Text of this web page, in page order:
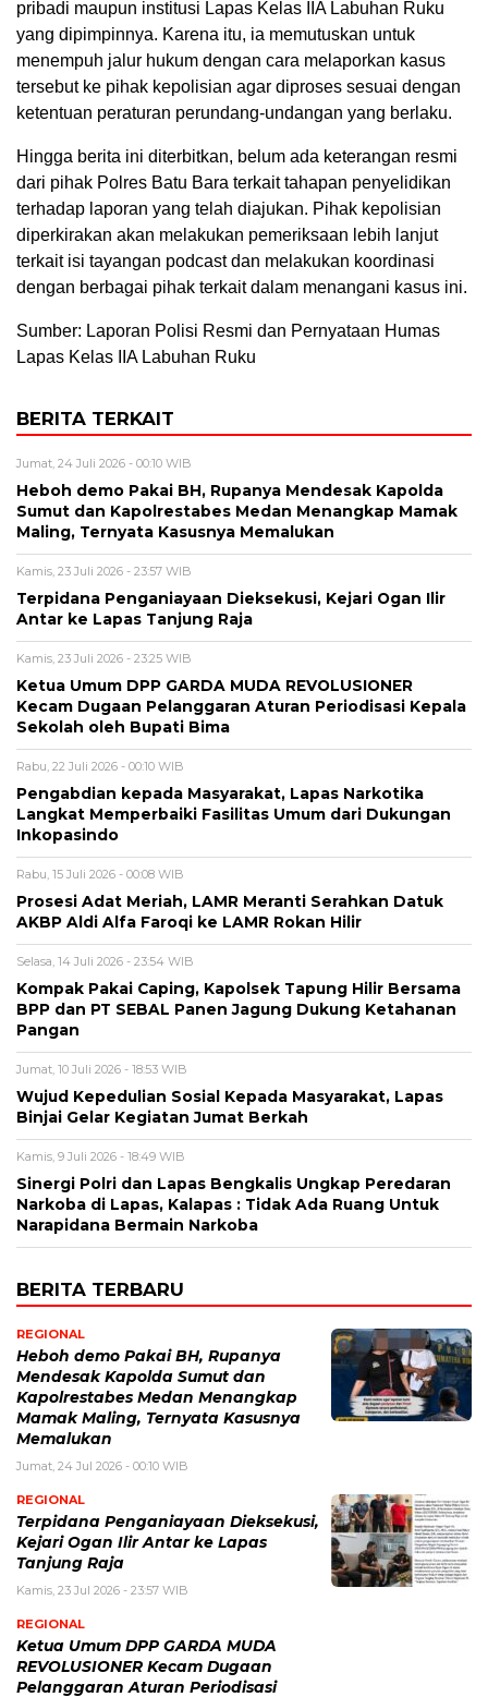
pribadi maupun institusi Lapas Kelas IIA Labuhan Ruku
yang dipimpinnya. Karena itu, ia memutuskan untuk
menempuh jalur hukum dengan cara melaporkan kasus
tersebut ke pihak kepolisian agar diproses sesuai dengan
ketentuan peraturan perundang-undangan yang berlaku.
Hingga berita ini diterbitkan, belum ada keterangan resmi
dari pihak Polres Batu Bara terkait tahapan penyelidikan
terhadap laporan yang telah diajukan. Pihak kepolisian
diperkirakan akan melakukan pemeriksaan lebih lanjut
terkait isi tayangan podcast dan melakukan koordinasi
dengan berbagai pihak terkait dalam menangani kasus ini.
Sumber: Laporan Polisi Resmi dan Pernyataan Humas
Lapas Kelas IIA Labuhan Ruku
BERITA TERKAIT
Jumat, 24 Juli 2026 - 00:10 WIB
Heboh demo Pakai BH, Rupanya Mendesak Kapolda
Sumut dan Kapolrestabes Medan Menangkap Mamak
Maling, Ternyata Kasusnya Memalukan
Kamis, 23 Juli 2026 - 23:57 WIB
Terpidana Penganiayaan Dieksekusi, Kejari Ogan Ilir
Antar ke Lapas Tanjung Raja
Kamis, 23 Juli 2026 - 23:25 WIB
Ketua Umum DPP GARDA MUDA REVOLUSIONER
Kecam Dugaan Pelanggaran Aturan Periodisasi Kepala
Sekolah oleh Bupati Bima
Rabu, 22 Juli 2026 - 00:10 WIB
Pengabdian kepada Masyarakat, Lapas Narkotika
Langkat Memperbaiki Fasilitas Umum dari Dukungan
Inkopasindo
Rabu, 15 Juli 2026 - 00:08 WIB
Prosesi Adat Meriah, LAMR Meranti Serahkan Datuk
AKBP Aldi Alfa Faroqi ke LAMR Rokan Hilir
Selasa, 14 Juli 2026 - 23:54 WIB
Kompak Pakai Caping, Kapolsek Tapung Hilir Bersama
BPP dan PT SEBAL Panen Jagung Dukung Ketahanan
Pangan
Jumat, 10 Juli 2026 - 18:53 WIB
Wujud Kepedulian Sosial Kepada Masyarakat, Lapas
Binjai Gelar Kegiatan Jumat Berkah
Kamis, 9 Juli 2026 - 18:49 WIB
Sinergi Polri dan Lapas Bengkalis Ungkap Peredaran
Narkoba di Lapas, Kalapas : Tidak Ada Ruang Untuk
Narapidana Bermain Narkoba
BERITA TERBARU
REGIONAL
Heboh demo Pakai BH, Rupanya
Mendesak Kapolda Sumut dan
Kapolrestabes Medan Menangkap
Mamak Maling, Ternyata Kasusnya
Memalukan
Jumat, 24 Jul 2026 - 00:10 WIB
REGIONAL
Terpidana Penganiayaan Dieksekusi,
Kejari Ogan Ilir Antar ke Lapas
Tanjung Raja
Kamis, 23 Jul 2026 - 23:57 WIB
REGIONAL
Ketua Umum DPP GARDA MUDA
REVOLUSIONER Kecam Dugaan
Pelanggaran Aturan Periodisasi